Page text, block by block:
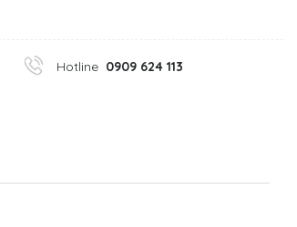
Hotline 0909 624 113